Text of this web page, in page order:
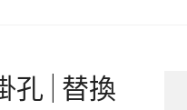
孔 | 替換